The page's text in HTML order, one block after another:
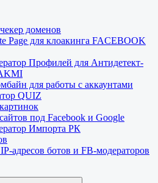
доменов
Page для клоакинга FACEBOOK
Профилей для Антидетект-
для работы с аккаунтами
QUIZ
под Facebook и Google
Импорта РК
адресов ботов и FB-модераторов